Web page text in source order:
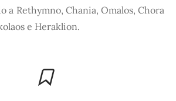
a Rethymno, Chania, Omalos, Chora
e Heraklion.